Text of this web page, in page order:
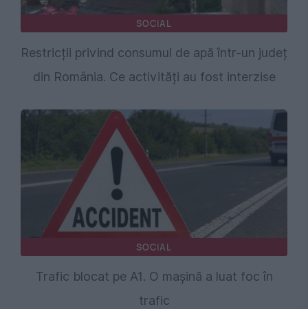
SOCIAL
Restricții privind consumul de apă într-un județ
din România. Ce activități au fost interzise
SOCIAL
Trafic blocat pe A1. O mașină a luat foc în
trafic